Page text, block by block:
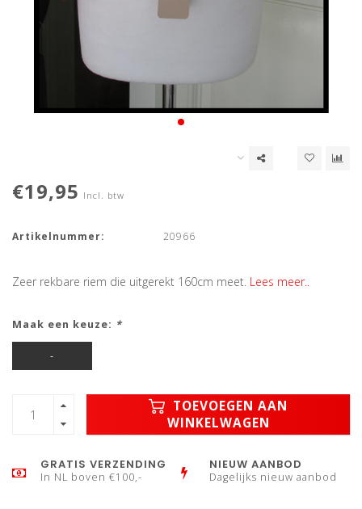
€19,95 Incl. btw
Artikelnummer: 20966
Zeer rekbare riem die uitgerekt 160cm meet. Lees meer..
Maak een keuze: *
-
TOEVOEGEN AAN
WINKELWAGEN
GRATIS VERZENDING
In NL boven €100,-
NIEUW AANBOD
Dagelijks nieuw aanbod